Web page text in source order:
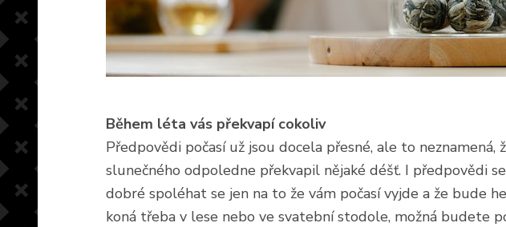
Během léta vás překvapí cokoliv
Předpovědi počasí už jsou docela přesné, ale to
slunečného odpoledne překvapil nějaké déšť. I předpovědi
dobré spoléhat se jen na to že vám počasí vyjde a že bude
koná třeba v lese nebo ve svatební stodole, možná budete